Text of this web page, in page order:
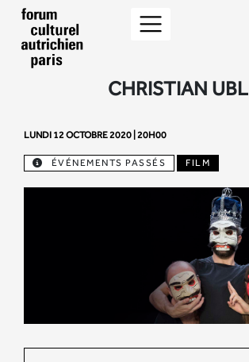
CHRISTIAN UBL
LUNDI 12 OCTOBRE 2020 | 20H00
ÉVÉNEMENTS PASSÉS FILM